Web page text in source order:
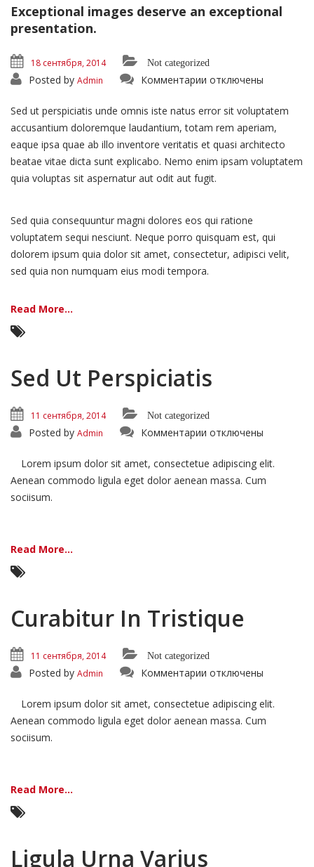
Exceptional images deserve an exceptional
presentation.
18 сентября, 2014 Not categorized
Posted by Admin Комментарии к
записи
Single
Project
—
Wide
отключены
Sed ut perspiciatis unde omnis iste natus error sit voluptatem
accusantium doloremque laudantium, totam rem aperiam,
eaque ipsa quae ab illo inventore veritatis et quasi architecto
beatae vitae dicta sunt explicabo. Nemo enim ipsam voluptatem
quia voluptas sit aspernatur aut odit aut fugit.
Sed quia consequuntur magni dolores eos qui ratione
voluptatem sequi nesciunt. Neque porro quisquam est, qui
dolorem ipsum quia dolor sit amet, consectetur, adipisci velit,
sed quia non numquam eius modi tempora.
Read More...
Sed Ut Perspiciatis
11 сентября, 2014 Not categorized
Posted by Admin Комментарии к
записи
Perspiciatis
отключены
Lorem ipsum dolor sit amet, consectetue adipiscing elit.
Aenean commodo ligula eget dolor aenean massa. Cum
sociisum.
Read More...
Curabitur In Tristique
11 сентября, 2014 Not categorized
Posted by Admin Комментарии к
записи
Tristique
отключены
Lorem ipsum dolor sit amet, consectetue adipiscing elit.
Aenean commodo ligula eget dolor aenean massa. Cum
sociisum.
Read More...
Ligula Urna Varius